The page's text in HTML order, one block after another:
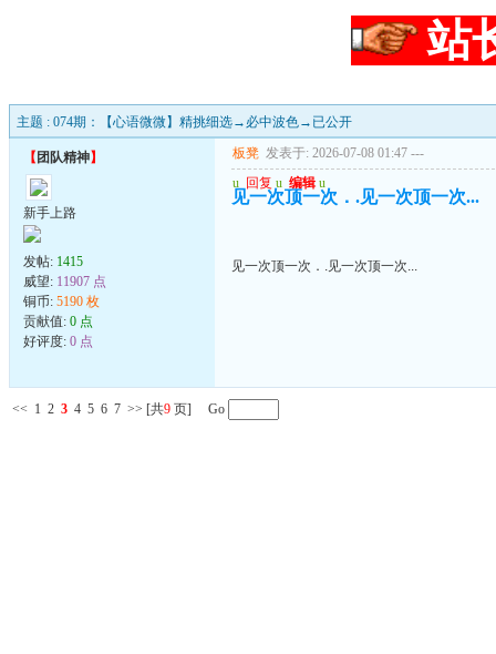
站
主题 : 074期：【心语微微】精挑细选→必中波色→已公开
【 团队精神】
新手上路
发帖: 1415
威望: 11907 点
铜币: 5190 枚
贡献值: 0 点
好评度: 0 点
板凳 发表于: 2026-07-08 01:47 ---
u 回复 u 编辑 u
见一次顶一次．.见一次顶一次...
见一次顶一次．.见一次顶一次...
<< 1 2 3 4 5 6 7 >> [共9 页] Go